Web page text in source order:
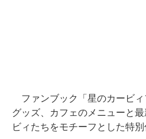
ファンブック「星のカービ
グッズ、カフェのメニューと
ビィたちをモチーフとした特別